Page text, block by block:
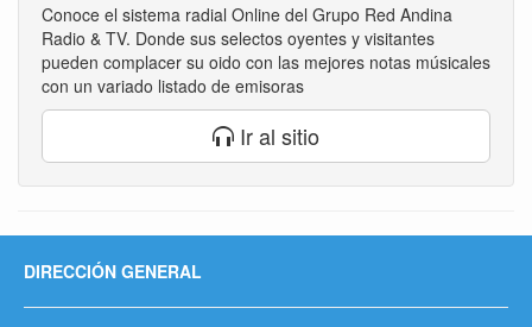
Conoce el sistema radial Online del Grupo Red Andina
Radio & TV. Donde sus selectos oyentes y visitantes
pueden complacer su oido con las mejores notas músicales
con un variado listado de emisoras
Ir al sitio
DIRECCIÓN GENERAL